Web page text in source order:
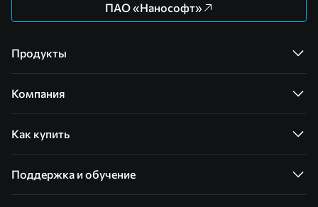
ПАО «Нанософт»
Продукты
Компания
Как купить
Поддержка и обучение